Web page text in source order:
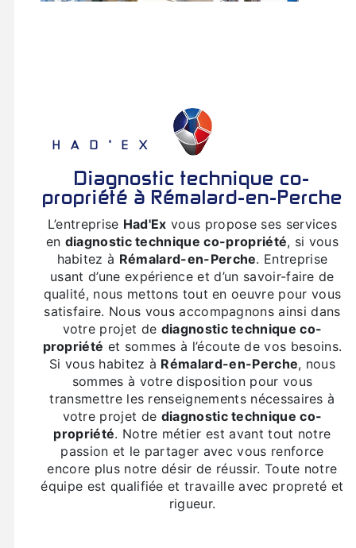
HAD'EX
diagnostic technique co-
propriété à Rémalard-en-Perche
L’entreprise Had'Ex vous propose ses services
en diagnostic technique co-propriété, si vous
habitez à Rémalard-en-Perche. Entreprise
usant d’une expérience et d’un savoir-faire de
qualité, nous mettons tout en oeuvre pour vous
satisfaire. Nous vous accompagnons ainsi dans
votre projet de diagnostic technique co-
propriété et sommes à l’écoute de vos besoins.
Si vous habitez à Rémalard-en-Perche, nous
sommes à votre disposition pour vous
transmettre les renseignements nécessaires à
votre projet de diagnostic technique co-
propriété. Notre métier est avant tout notre
passion et le partager avec vous renforce
encore plus notre désir de réussir. Toute notre
équipe est qualifiée et travaille avec propreté et
rigueur.